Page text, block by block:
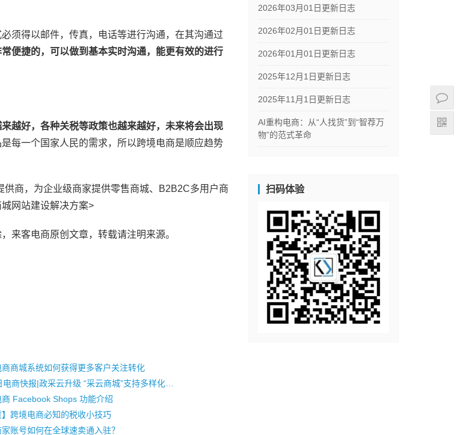
须得以邮件，传真，电话等进行沟通，在其沟通过
便捷的，可以做到基本实时沟通，能更有效的进行
越好，各种关税等政策也越来越好，未来将会出现
每一个国家人民的需求，所以跨境电商是顺应趋势
供商，为企业级商家提供零售商城、B2B2C多用户商
网站建设解决方案>
来客电商原创文章，转载请注明来源。
商城系统如何获得更多客户关注转化
商 Facebook Shops 功能介绍
】跨境电商必知的税收小技巧
账号如何在全球速卖通入驻？
2026年03月01日更新日志
2026年02月01日更新日志
2026年01月01日更新日志
2025年12月1日更新日志
2025年11月1日更新日志
AI重构电商：从“人找货”到“智荐万
物”的范式革命
扫码体验